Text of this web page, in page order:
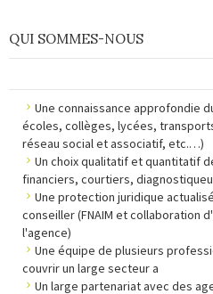
QUI SOMMES-NOUS
Une connaissance approfondie
écoles, collèges, lycées,
réseau social et associatif, etc.…)
Un choix qualitatif et quantitatif
financiers, courtiers,
Une protection juridique
conseiller (FNAIM et collaboration
l'agence)
Une équipe de plusieurs
couvrir un large secteur a
Un large partenariat avec des